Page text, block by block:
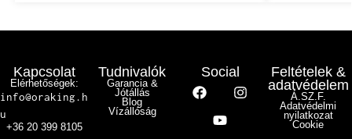
Kapcsolat
Elérhetőségek:
info@oraking.h
u
+36 20 399 8105
Tudnivalók
Garancia &
Jótállás
Blog
Vízállóság
Social
Feltételek &
adatvédelem
Á.SZ.F.
Adatvédelmi
nyilatkozat
Cookie